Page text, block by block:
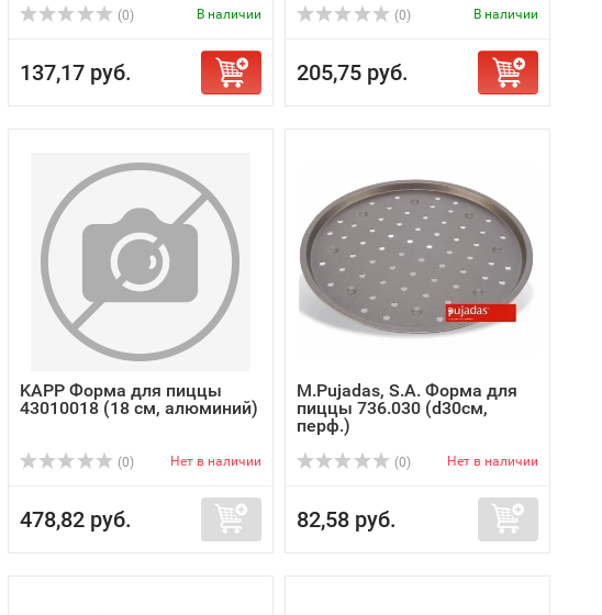
(0) В наличии
137,17 руб.
(0) В наличии
205,75 руб.
KAPP Форма для пиццы
43010018 (18 см, алюминий)
(0) Нет в наличии
478,82 руб.
M.Pujadas, S.A. Форма для
пиццы 736.030 (d30см,
перф.)
(0) Нет в наличии
82,58 руб.